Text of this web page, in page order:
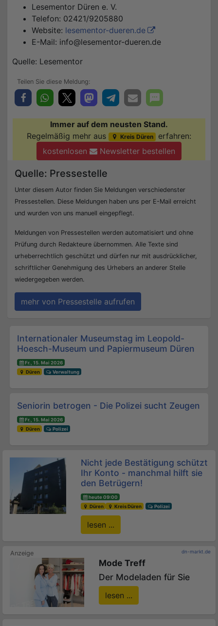
Lesementor Düren e. V.
Telefon: 02421/9205880
Website: lesementor-dueren.de
E-Mail: info@lesementor-dueren.de
Quelle: Lesementor
Immer auf dem neusten Stand.
Regelmäßig mehr aus
Kreis Düren erfahren:
kostenlosen
Newsletter bestellen
Quelle: Pressestelle
Unter diesem Autor finden Sie Meldungen verschiedenster
Pressestellen. Diese Meldungen haben uns per E-Mail erreicht
und wurden von uns manuell eingepflegt.
Meldungen von Pressestellen werden automatisiert und ohne
Prüfung durch Redakteure übernommen. Alle Texte sind
urheberrechtlich geschützt und dürfen nur mit ausdrücklicher,
schriftlicher Genehmigung des Urhebers an anderer Stelle
wiedergegeben werden.
mehr von Pressestelle aufrufen
Beitrags-Navigation
Internationaler Museumstag im Leopold-
Hoesch-Museum und Papiermuseum Düren
Fr., 15. Mai 2026
Düren
Verwaltung
Seniorin betrogen - Die Polizei sucht Zeugen
Fr., 15. Mai 2026
Düren
Polizei
Nicht jede Bestätigung schützt
Ihr Konto - manchmal hilft sie
den Betrügern!
heute 09:00
Düren
Kreis Düren Polizei
lesen ...
dn-markt.de
Mode Treff
Der Modeladen für Sie
lesen ...